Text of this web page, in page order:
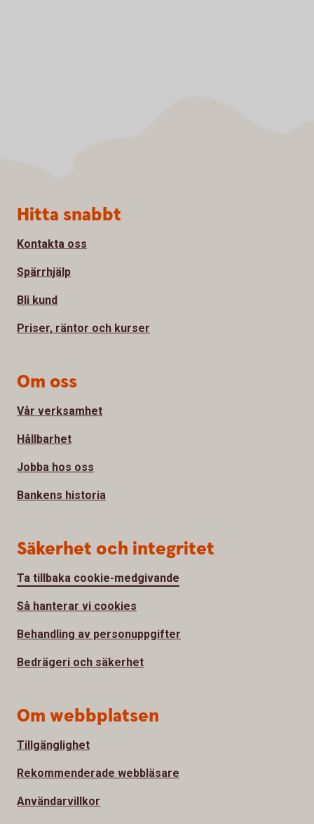
Sidfot
Hitta snabbt
Kontakta oss
Spärrhjälp
Bli kund
Priser, räntor och kurser
Om oss
Vår verksamhet
Hållbarhet
Jobba hos oss
Bankens historia
Säkerhet och integritet
Ta tillbaka cookie-medgivande
Så hanterar vi cookies
Behandling av personuppgifter
Bedrägeri och säkerhet
Om webbplatsen
Tillgänglighet
Rekommenderade webbläsare
Användarvillkor